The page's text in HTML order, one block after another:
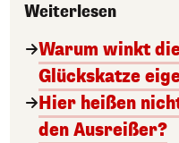
Weiterlesen
Warum winkt
Glückskatze
Hier heißen
den Ausreißer?